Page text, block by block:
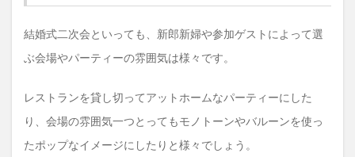
結婚式二次会といっても、新郎新婦や参加ゲストによって選
ぶ会場やパーティーの雰囲気は様々です。
レストランを貸し切ってアットホームなパーティーにした
り、会場の雰囲気一つとってもモノトーンやバルーンを使っ
たポップなイメージにしたりと様々でしょう。